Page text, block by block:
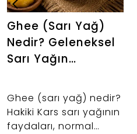
Ghee (Sarı Yağ)
Nedir? Geleneksel
Sarı Yağın
Kullanım Rehberi
Ghee (sarı yağ) nedir?
Hakiki Kars sarı yağının
faydaları, normal